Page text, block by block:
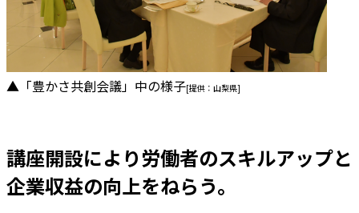
▲「豊かさ共創会議」中の様子[提供：山梨県]
講座開設により労働者のスキルアップと
企業収益の向上をねらう。